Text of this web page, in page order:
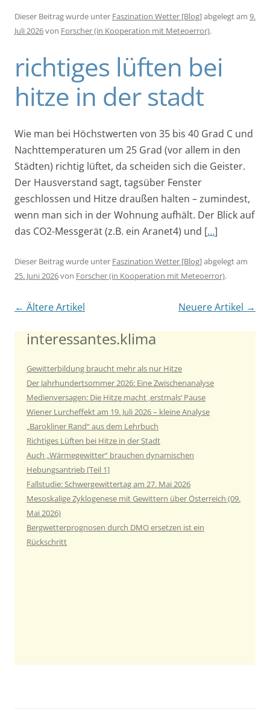
Dieser Beitrag wurde unter Faszination Wetter [Blog]abgelegt am 9.
Juli 2026von Forscher (in Kooperation mit Meteoerror).
richtiges lüften bei
hitze in der stadt
Wie man bei Höchstwerten von 35 bis 40 Grad C und
Nachttemperaturen um 25 Grad (vor allem in den
Städten) richtig lüftet, da scheiden sich die Geister.
Der Hausverstand sagt, tagsüber Fenster
geschlossen und Hitze draußen halten – zumindest,
wenn man sich in der Wohnung aufhält. Der Blick auf
das CO2-Messgerät (z.B. ein Aranet4) und […]
Dieser Beitrag wurde unter Faszination Wetter [Blog]abgelegt am
25. Juni 2026von Forscher (in Kooperation mit Meteoerror).
Artikel-Navigation
← Ältere Artikel Neuere Artikel →
interessantes.klima
Gewitterbildung braucht mehr als nur Hitze
Der Jahrhundertsommer 2026: Eine Zwischenanalyse
Medienversagen: Die Hitze macht ‚erstmals‘ Pause
Wiener Lurcheffekt am 19. Juli 2026 – kleine Analyse
„Barokliner Rand“ aus dem Lehrbuch
Richtiges Lüften bei Hitze in der Stadt
Auch „Wärmegewitter“ brauchen dynamischen
Hebungsantrieb [Teil 1]
Fallstudie: Schwergewittertag am 27. Mai 2026
Mesoskalige Zyklogenese mit Gewittern über Österreich (09.
Mai 2026)
Bergwetterprognosen durch DMO ersetzen ist ein
Rückschritt